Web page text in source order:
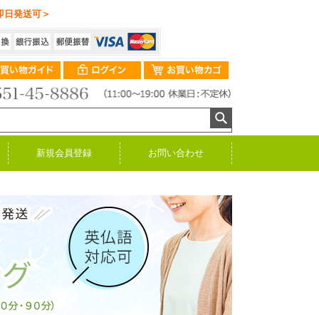
日発送可＞
新規会員登録 お問い合わせ